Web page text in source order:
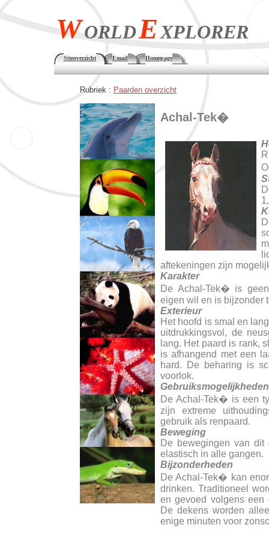
WORLDEXPLORER
Siteoverzicht Email Homepage
Rubriek : Paarden overzicht
Achal-Tek�
aftekeningen zijn
Karakter
De Achal-Tek� is
eigen wil en is bijzonder
Exterieur
Het hoofd is smal en
uitdrukkingsvol, de
lang. Het paard is rank,
is afhangend met een
hard. De beharing is
voorlok.
Gebruiksmogelijkheden
De Achal-Tek� is een
zijn extreme
gebruik als renpaard.
Beweging
De bewegingen van
elastisch in alle gangen.
Bijzonderheden
De Achal-Tek� kan
drinken. Traditioneel
en gevoed volgens een
De dekens worden
enige minuten voor